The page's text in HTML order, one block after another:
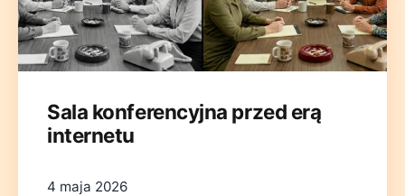
DeutschEnglish
Nederlands
Sala konferencyjna przed erą
internetu
4 maja 2026